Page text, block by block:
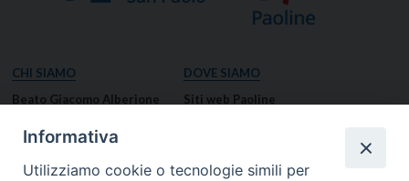
CHI SIAMO
Beato Giacomo Alberione
Missione Paolina
DOVE SIAMO
Siti web Paoline
Notizie dal governo generale
Informativa
Utilizziamo cookie o tecnologie simili per